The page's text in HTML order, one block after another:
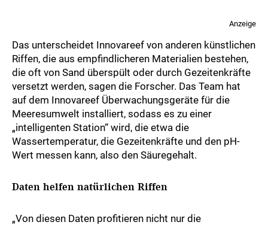
Anzeige
Das unterscheidet Innovareef von anderen künstlichen
Riffen, die aus empfindlicheren Materialien bestehen,
die oft von Sand überspült oder durch Gezeitenkräfte
versetzt werden, sagen die Forscher. Das Team hat
auf dem Innovareef Überwachungsgeräte für die
Meeresumwelt installiert, sodass es zu einer
„intelligenten Station“ wird, die etwa die
Wassertemperatur, die Gezeitenkräfte und den pH-
Wert messen kann, also den Säuregehalt.
Daten helfen natürlichen Riffen
„Von diesen Daten profitieren nicht nur die